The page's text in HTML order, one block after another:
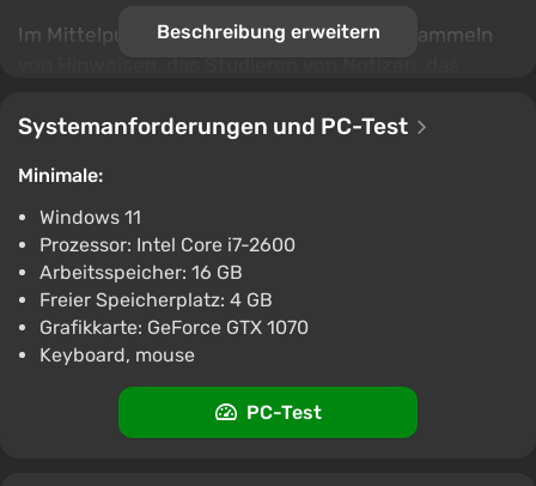
Im Mittelpunkt des Gameplays steht das Sammeln
Geschehens. Die Geschichte entfaltet sich durch die
Verknüpfung von Fakten, was ein spannendes
Gefühl der Ungewissheit erzeugt. Die realistische
Präsentation und das langsame Tempo verstärken
die Atmosphäre und verwandeln die Erkundung des
Schiffs in ein Eintauchen in ein düsteres Geheimnis,
bei dem jede Entdeckung das Rätsel nur vertieft.
Beschreibung erweitern
Systemanforderungen und PC-Test
Minimale:
Windows 11
Prozessor: Intel Core i7-2600
Arbeitsspeicher: 16 GB
Freier Speicherplatz: 4 GB
Grafikkarte: GeForce GTX 1070
Keyboard, mouse
PC-Test